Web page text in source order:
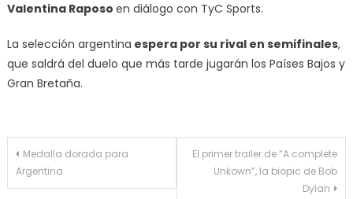
Valentina Raposo en diálogo con TyC Sports.
La selección argentina espera por su rival en semifinales,
que saldrá del duelo que más tarde jugarán los Países Bajos y
Gran Bretaña.
Navegación
de
Medalla dorada para
Argentina
El primer trailer de “A complete
Unkown”, la biopic de Bob
Dylan